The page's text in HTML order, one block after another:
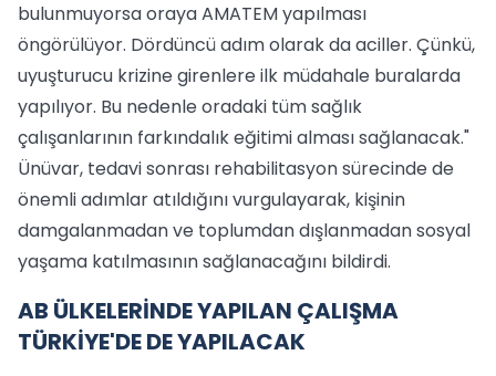
bulunmuyorsa oraya AMATEM yapılması
öngörülüyor. Dördüncü adım olarak da aciller. Çünkü,
uyuşturucu krizine girenlere ilk müdahale buralarda
yapılıyor. Bu nedenle oradaki tüm sağlık
çalışanlarının farkındalık eğitimi alması sağlanacak."
Ünüvar, tedavi sonrası rehabilitasyon sürecinde de
önemli adımlar atıldığını vurgulayarak, kişinin
damgalanmadan ve toplumdan dışlanmadan sosyal
yaşama katılmasının sağlanacağını bildirdi.
AB ÜLKELERİNDE YAPILAN ÇALIŞMA
TÜRKİYE'DE DE YAPILACAK